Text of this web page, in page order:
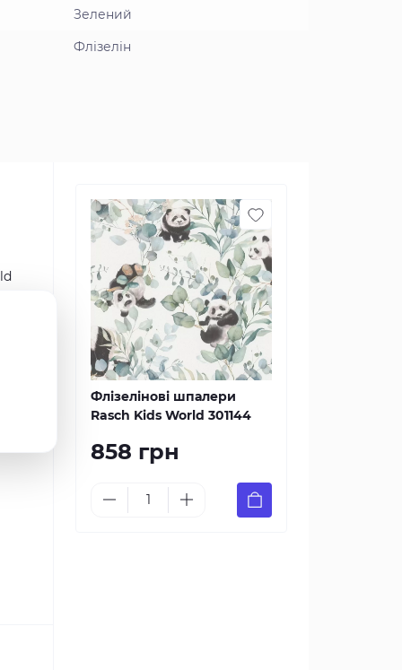
Зелений
Флізелін
Флізелінові шпалери
Rasch Kids World 301144
858 грн